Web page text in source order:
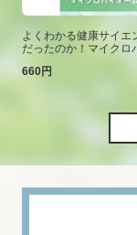
よくわかる健康サイエ
だったのか！マイクロ
660円